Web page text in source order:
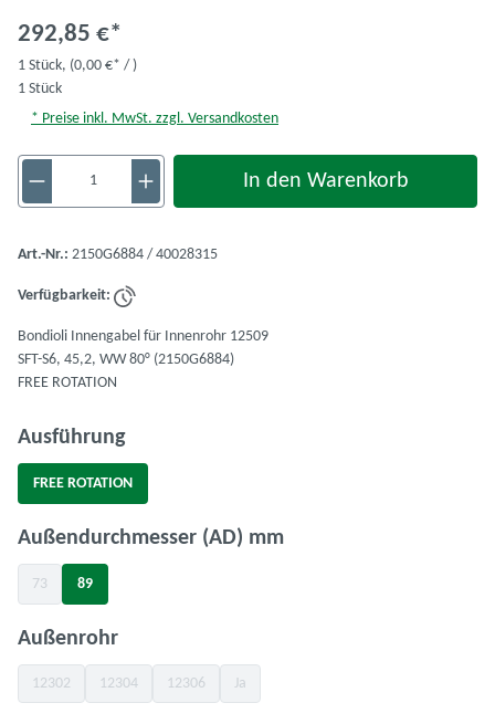
292,85 €*
1 Stück, (0,00 €* / )
1 Stück
* Preise inkl. MwSt. zzgl. Versandkosten
Produkt Anzahl: Gib den gewünschten Wert
In den Warenkorb
Art.-Nr.: 2150G6884 / 40028315
Verfügbarkeit:
Bondioli Innengabel für Innenrohr 12509
SFT-S6, 45,2, WW 80° (2150G6884)
FREE ROTATION
Ausführungauswählen
FREE ROTATION
Außendurchmesser (AD) mmauswählen
73(Diese Option ist zurzeit nicht verfügbar.)
89
Außenrohrauswählen
12302(Diese Option ist zurzeit nicht verfügbar.)
12304
(Diese Option ist zurzeit nicht verfügbar.)
12306(Diese Option ist zurzeit nicht verfügbar.)
Ja(Diese Option ist zurzeit nicht verfügbar.)